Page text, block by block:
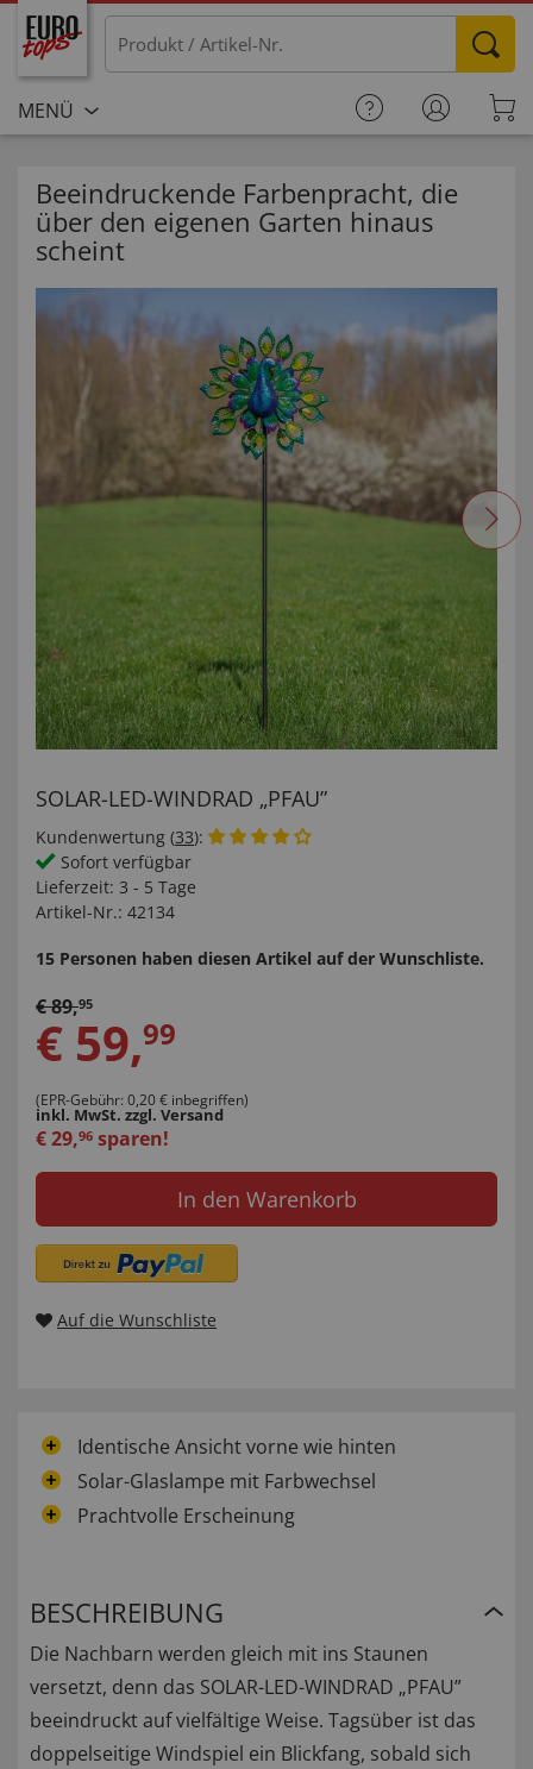
MENÜ
Beeindruckende Farbenpracht, die
über den eigenen Garten hinaus
scheint
SOLAR-LED-WINDRAD „PFAU”
Kundenwertung (33):
Sofort verfügbar
Lieferzeit: 3 - 5 Tage
Artikel-Nr.: 42134
15 Personen haben diesen Artikel auf der Wunschliste.
€89,95
€ 59,99
(EPR-Gebühr: 0,20 € inbegriffen)
inkl. MwSt. zzgl. Versand
€29,96 sparen!
In den Warenkorb
Auf die Wunschliste
Identische Ansicht vorne wie hinten
Solar-Glaslampe mit Farbwechsel
Prachtvolle Erscheinung
BESCHREIBUNG
Die Nachbarn werden gleich mit ins Staunen
versetzt, denn das SOLAR-LED-WINDRAD „PFAU”
beeindruckt auf vielfältige Weise. Tagsüber ist das
doppelseitige Windspiel ein Blickfang, sobald sich